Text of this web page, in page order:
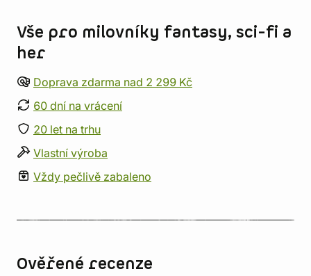
Vše pro milovníky fantasy, sci-fi a
her
Doprava zdarma nad 2 299 Kč
60 dní na vrácení
20 let na trhu
Vlastní výroba
Vždy pečlivě zabaleno
Ověřené recenze